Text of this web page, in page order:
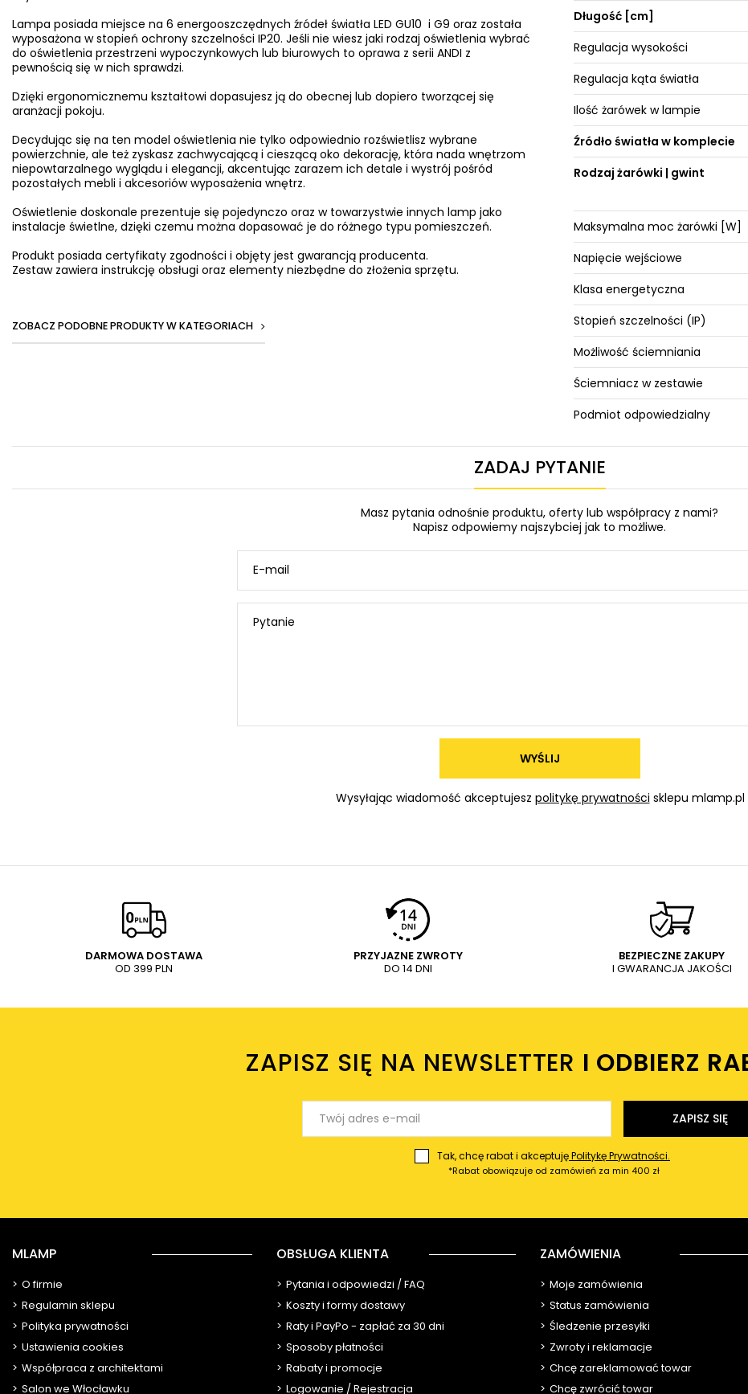
Lampa posiada miejsce na 6 energooszczędnych źródeł światła LED GU10 i G9 oraz została
wyposażona w stopień ochrony szczelności IP20. Jeśli nie wiesz jaki rodzaj oświetlenia wybrać
do oświetlenia przestrzeni wypoczynkowych lub biurowych to oprawa z serii ANDI z
pewnością się w nich sprawdzi.
Dzięki ergonomicznemu kształtowi dopasujesz ją do obecnej lub dopiero tworzącej się
aranżacji pokoju.
Decydując się na ten model oświetlenia nie tylko odpowiednio rozświetlisz wybrane
powierzchnie, ale też zyskasz zachwycającą i cieszącą oko dekorację, która nada wnętrzom
niepowtarzalnego wyglądu i elegancji, akcentując zarazem ich detale i wystrój pośród
pozostałych mebli i akcesoriów wyposażenia wnętrz.
Oświetlenie doskonale prezentuje się pojedynczo oraz w towarzystwie innych lamp jako
instalacje świetlne, dzięki czemu można dopasować je do różnego typu pomieszczeń.
Produkt posiada certyfikaty zgodności i objęty jest gwarancją producenta.
Zestaw zawiera instrukcję obsługi oraz elementy niezbędne do złożenia sprzętu.
ZOBACZ PODOBNE PRODUKTY W KATEGORIACH
Długość [cm]
Regulacja wysokości
Regulacja kąta światła
Ilość żarówek w lampie
Źródło światła w komplecie
Rodzaj żarówki | gwint
Maksymalna moc żarówki [W]
Napięcie wejściowe
Klasa energetyczna
Stopień szczelności (IP)
Możliwość ściemniania
Ściemniacz w zestawie
Podmiot odpowiedzialny
ZADAJ PYTANIE
Masz pytania odnośnie produktu, oferty lub współpracy z nami?
Napisz odpowiemy najszybciej jak to możliwe.
E-mail
Pytanie
WYŚLIJ
Wysyłając wiadomość akceptujesz politykę prywatności sklepu mlamp.pl
DARMOWA DOSTAWA
OD 399 PLN
PRZYJAZNE ZWROTY
DO 14 DNI
BEZPIECZNE ZAKUPY
I GWARANCJA JAKOŚCI
ZAPISZ SIĘ NA NEWSLETTER I ODBIERZ
ZAPISZ SIĘ
Tak, chcę rabat i akceptujęPolitykę Prywatności.
*Rabat obowiązuje od zamówień za min 400 zł
MLAMP
O firmie
Regulamin sklepu
Polityka prywatności
Ustawienia cookies
Współpraca z architektami
Salon we Włocławku
OBSŁUGA KLIENTA
Pytania i odpowiedzi / FAQ
Koszty i formy dostawy
Raty i PayPo - zapłać za 30 dni
Sposoby płatności
Rabaty i promocje
Logowanie / Rejestracja
ZAMÓWIENIA
Moje zamówienia
Status zamówienia
Śledzenie przesyłki
Zwroty i reklamacje
Chcę zareklamować towar
Chcę zwrócić towar